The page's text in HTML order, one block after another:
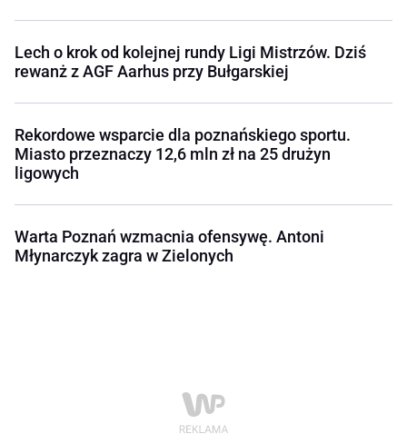
Lech o krok od kolejnej rundy Ligi Mistrzów. Dziś
rewanż z AGF Aarhus przy Bułgarskiej
Rekordowe wsparcie dla poznańskiego sportu.
Miasto przeznaczy 12,6 mln zł na 25 drużyn
ligowych
Warta Poznań wzmacnia ofensywę. Antoni
Młynarczyk zagra w Zielonych